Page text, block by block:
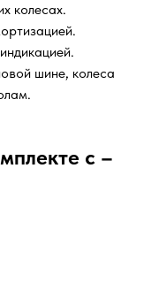
колесах.
шине, колеса
с –